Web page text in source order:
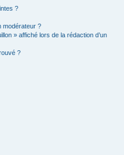
?
modérateur ?
» affiché lors de la rédaction d’un
?